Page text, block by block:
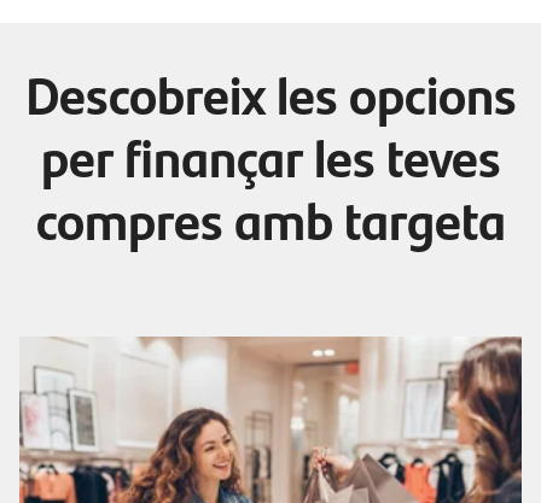
Descobreix les opcions
per finançar les teves
compres amb targeta